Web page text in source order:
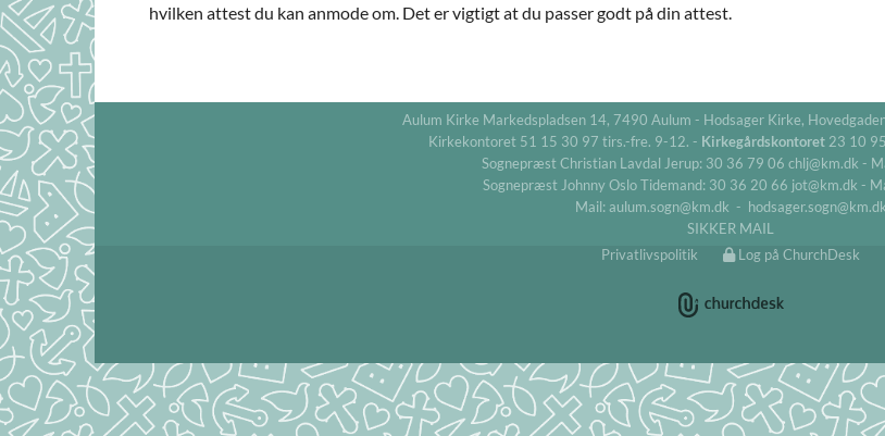
hvilken attest du kan anmode om. Det er vigtigt at du passer godt på din attest.
Aulum Kirke Markedspladsen 14, 7490 Aulum - Hodsager Kirke,
Kirkekontoret 51 15 30 97 tirs.-fre. 9-12. - Kirkegårdskontoret23 10
Sognepræst Christian Lavdal Jerup: 30 36 79 06 chlj@km.dk -
Sognepræst Johnny Oslo Tidemand: 30 36 20 66 jot@km.dk -
Mail: aulum.sogn@km.dk - hodsager.sogn@km.dk
SIKKER MAIL
Privatlivspolitik
Log på ChurchDesk